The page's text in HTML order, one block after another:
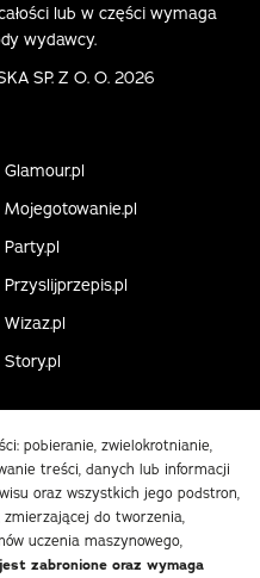
lub w części wymaga
wydawcy.
SP. Z O. O. 2026
Glamour.pl
Mojegotowanie.pl
Party.pl
Przyslijprzepis.pl
Wizaz.pl
Story.pl
pobieranie, zwielokrotnianie,
treści, danych lub informacji
oraz wszystkich jego podstron,
zmierzającej do tworzenia,
uczenia maszynowego,
jest zabronione oraz wymaga